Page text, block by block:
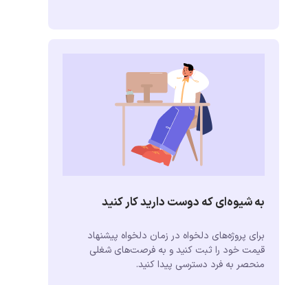
به شیوه‌ای که دوست دارید کار کنید
برای پروژه‌های دلخواه در زمان دلخواه پیشنهاد
قیمت خود را ثبت کنید و به فرصت‌های شغلی
منحصر به فرد دسترسی پیدا کنید.